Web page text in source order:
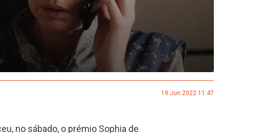
19 Jun 2022 11:47
no sábado, o prémio Sophia de